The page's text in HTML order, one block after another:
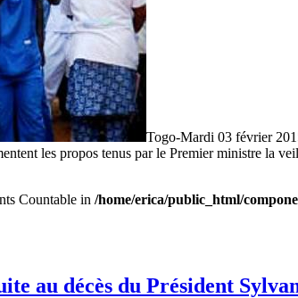
Togo-Mardi 03 février
les propos tenus par le Premier ministre la
Countable in /home/erica/public_html/
au décès du Président